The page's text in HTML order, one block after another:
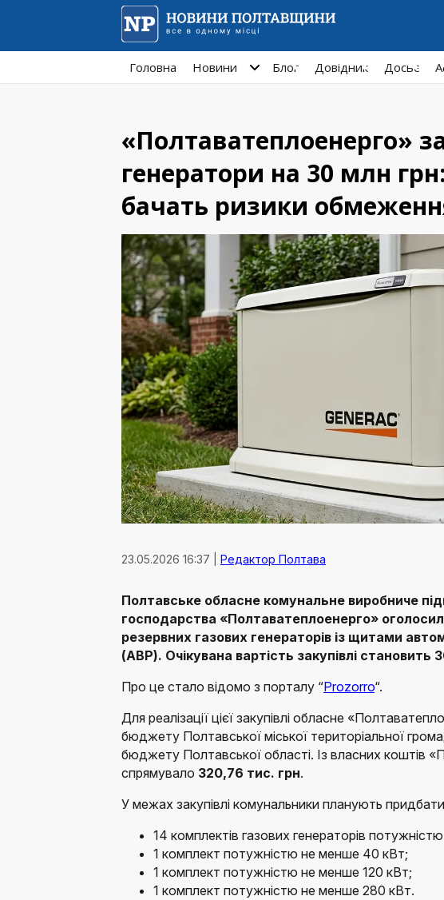
Головна Новини Блог Довідник Досьє
«Полтаватеплоенерго»
генератори на 30 млн
бачать ризики
23.05.2026 16:37 | Редактор Полтава
Полтавське обласне комунальне виробниче
господарства «Полтаватеплоенерго»
резервних газових генераторів із щитами
(АВР). Очікувана вартість закупівлі становить
Про це стало відомо з порталу “Prozorro“.
Для реалізації цієї закупівлі обласне
бюджету Полтавської міської територіальної
бюджету Полтавської області. Із власних коштів
спрямувало 320,76 тис. грн.
У межах закупівлі комунальники планують
14 комплектів газових генераторів
1 комплект потужністю не менше 40 кВт;
1 комплект потужністю не менше 120 кВт;
1 комплект потужністю не менше 280 кВт.